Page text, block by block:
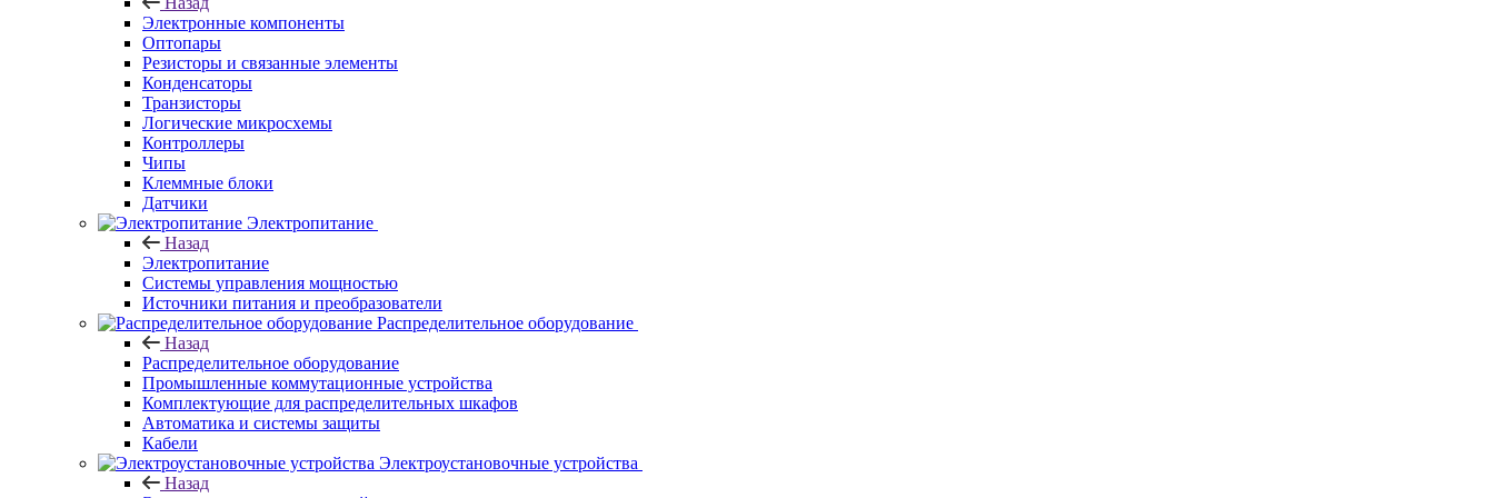
Электронные компоненты
Оптопары
Резисторы и связанные элементы
Конденсаторы
Транзисторы
Логические микросхемы
Контроллеры
Чипы
Клеммные блоки
Датчики
Электропитание
Назад
Электропитание
Системы управления мощностью
Источники питания и преобразователи
Распределительное оборудование
Назад
Распределительное оборудование
Промышленные коммутационные устройства
Комплектующие для распределительных шкафов
Автоматика и системы защиты
Кабели
Электроустановочные устройства
Назад